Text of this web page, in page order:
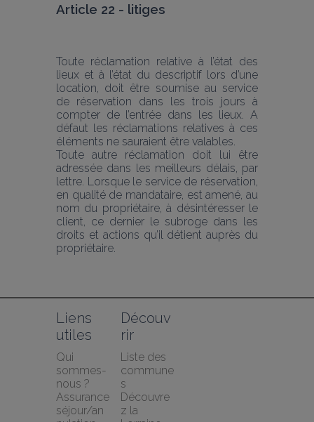
Article 22 - litiges
Toute réclamation relative à l’état des
lieux et à l’état du descriptif lors d’une
location, doit être soumise au service
de réservation dans les trois jours à
compter de l’entrée dans les lieux. A
défaut les réclamations relatives à ces
éléments ne sauraient être valables.
Toute autre réclamation doit lui être
adressée dans les meilleurs délais, par
lettre. Lorsque le service de réservation,
en qualité de mandataire, est amené, au
nom du propriétaire, à désintéresser le
client, ce dernier le subroge dans les
droits et actions qu’il détient auprès du
propriétaire.
Liens
utiles
Qui
sommes-
nous ?
Assurance
séjour/an
Découv
rir
Liste des
commune
s
Découvre
z la